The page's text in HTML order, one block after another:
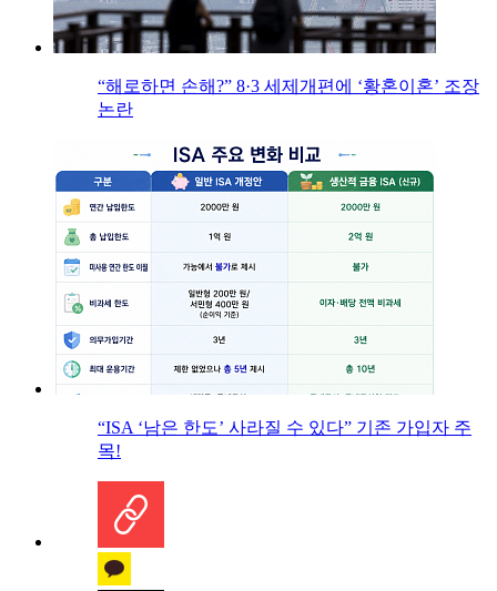
“해로하면 손해?” 8·3 세제개편에 ‘황혼이혼’ 조장
논란
“ISA ‘남은 한도’ 사라질 수 있다” 기존 가입자 주
목!